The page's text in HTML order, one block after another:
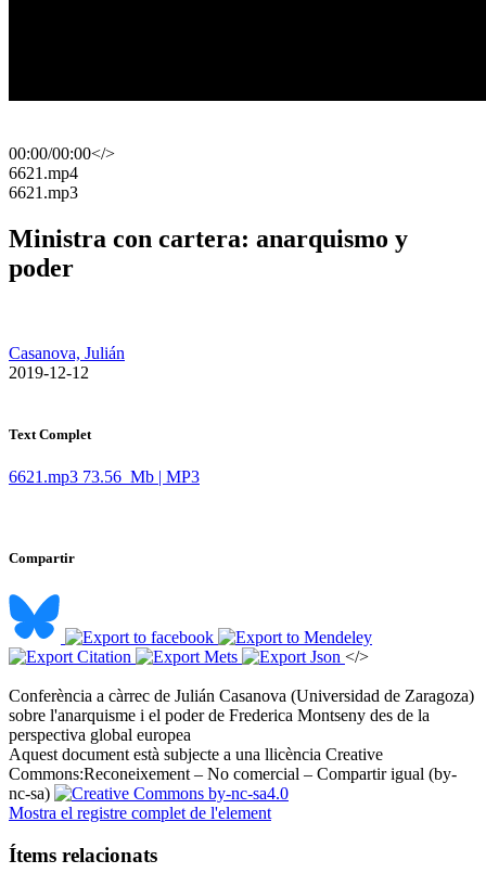
00:00/00:00</>
​6621.mp4
​6621.mp3
Ministra con cartera: anarquismo y
poder
Casanova, Julián
​ 2019-12-12
Text Complet
6621.mp3 73.56 Mb | MP3
Compartir
</>
Conferència a càrrec de Julián Casanova (Universidad de Zaragoza)
sobre l'anarquisme i el poder de Frederica Montseny des de la
perspectiva global europea ​
Aquest document està subjecte a una llicència Creative
Commons:Reconeixement – No comercial – Compartir igual (by-
nc-sa)
Mostra el registre complet de l'element
Ítems relacionats